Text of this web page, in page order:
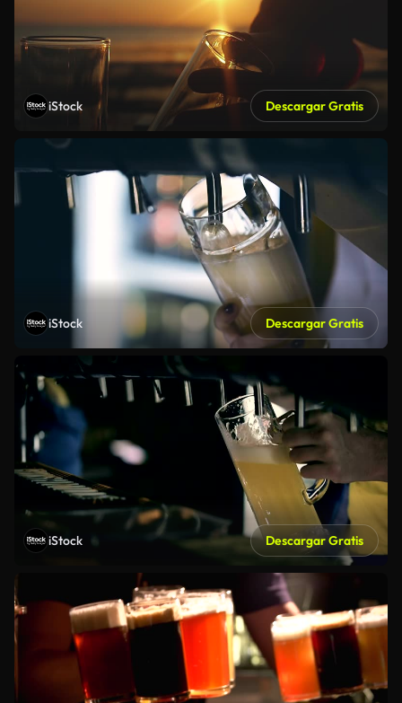
iStock Descargar Gratis
iStock Descargar Gratis
iStock Descargar Gratis